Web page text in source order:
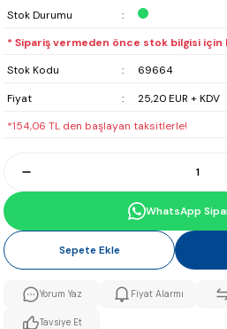
Stok Durumu
* Sipariş vermeden önce stok bilgisi
Stok Kodu
69664
Fiyat
25,20 EUR + KDV
*154,06 TL den başlayan taksitlerle!
WhatsApp
Sepete Ekle
Yorum Yaz Fiyat Alarmı
Tavsiye Et